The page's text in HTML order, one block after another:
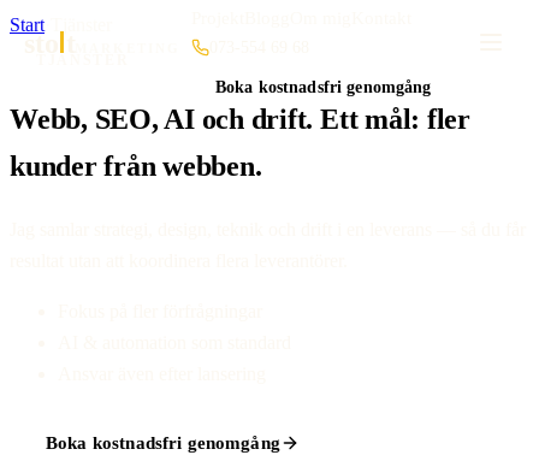
sto 073-554 69 68
Boka kostnadsfri genomgång
Start
Webb, SEO, AI och drift. Ett mål: fler
kunder från webben.
Boka kostnadsfri genomgång